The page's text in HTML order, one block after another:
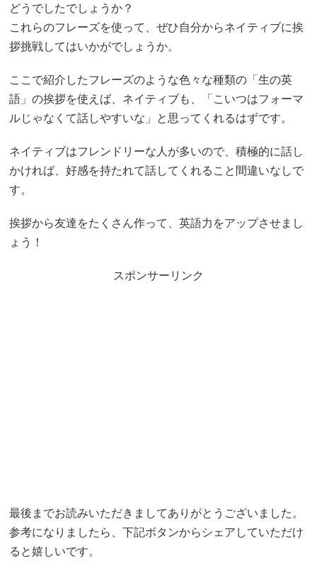
どうでしたでしょうか？
これらのフレーズを使って、ぜひ自分からネイティブに挨
拶挑戦してはいかがでしょうか。
ここで紹介したフレーズのような色々な種類の「生の英
語」の挨拶を使えば、ネイティブも、「こいつはフォーマ
ルじゃなくて話しやすいな」と思ってくれるはずです。
ネイティブはフレンドリーな人が多いので、積極的に話し
かければ、好感を持たれて話してくれること間違いなしで
す。
挨拶から友達をたくさん作って、英語力をアップさせまし
ょう！
スポンサーリンク
最後までお読みいただきましてありがとうございました。
参考になりましたら、下記ボタンからシェアしていただけ
ると嬉しいです。